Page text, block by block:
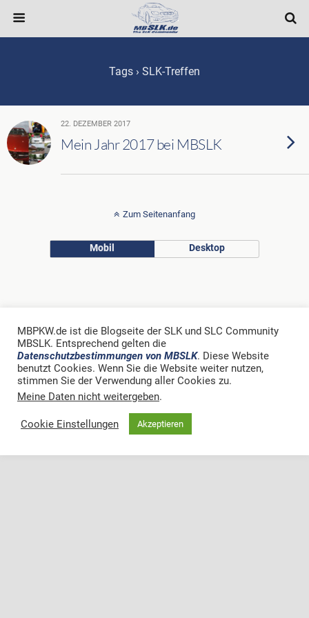
Tags › SLK-Treffen
22. DEZEMBER 2017
Mein Jahr 2017 bei MBSLK
Zum Seitenanfang
Mobil Desktop
MBPKW.de ist die Blogseite der SLK und SLC Community
MBSLK. Entsprechend gelten die
Datenschutzbestimmungen von MBSLK. Diese Website
benutzt Cookies. Wenn Sie die Website weiter nutzen,
stimmen Sie der Verwendung aller Cookies zu.
Meine Daten nicht weitergeben.
Cookie Einstellungen Akzeptieren